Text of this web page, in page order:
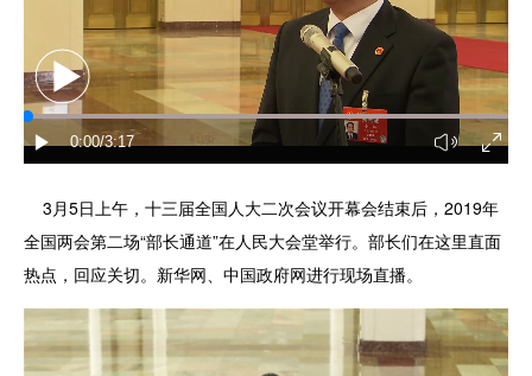
3月5日上午，十三届全国人大二次会议开幕会结束后，2019年
全国两会第二场“部长通道”在人民大会堂举行。部长们在这里直面
热点，回应关切。新华网、中国政府网进行现场直播。